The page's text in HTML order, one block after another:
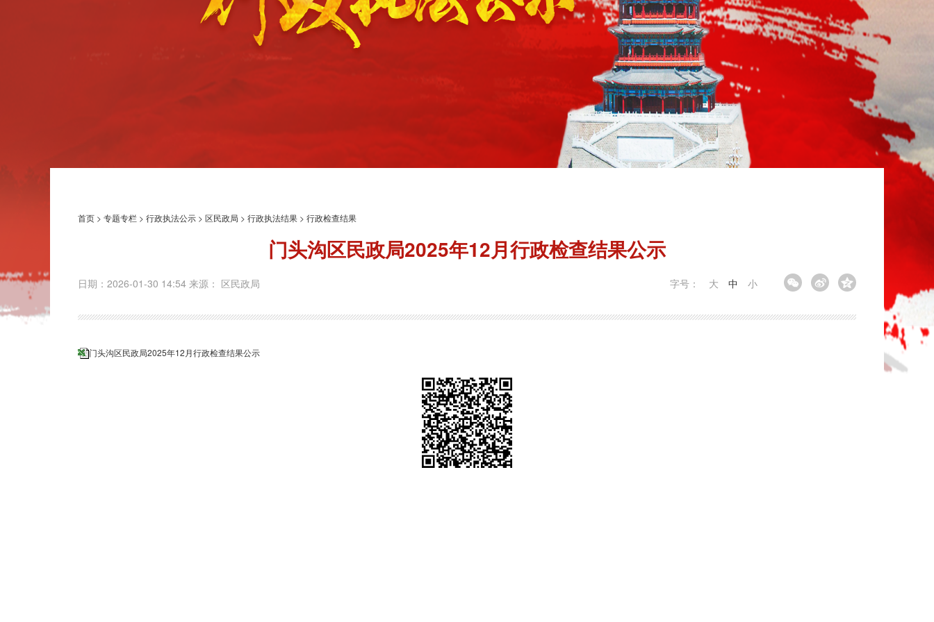
首页 >专题专栏 >行政执法公示 >区民政局 >行政执法结果 >行政检查结果
门头沟区民政局2025年12月行政检查结果公示
日期：2026-01-30 14:54 来源： 区民政局 字号： 大 中 小
门头沟区民政局2025年12月行政检查结果公示